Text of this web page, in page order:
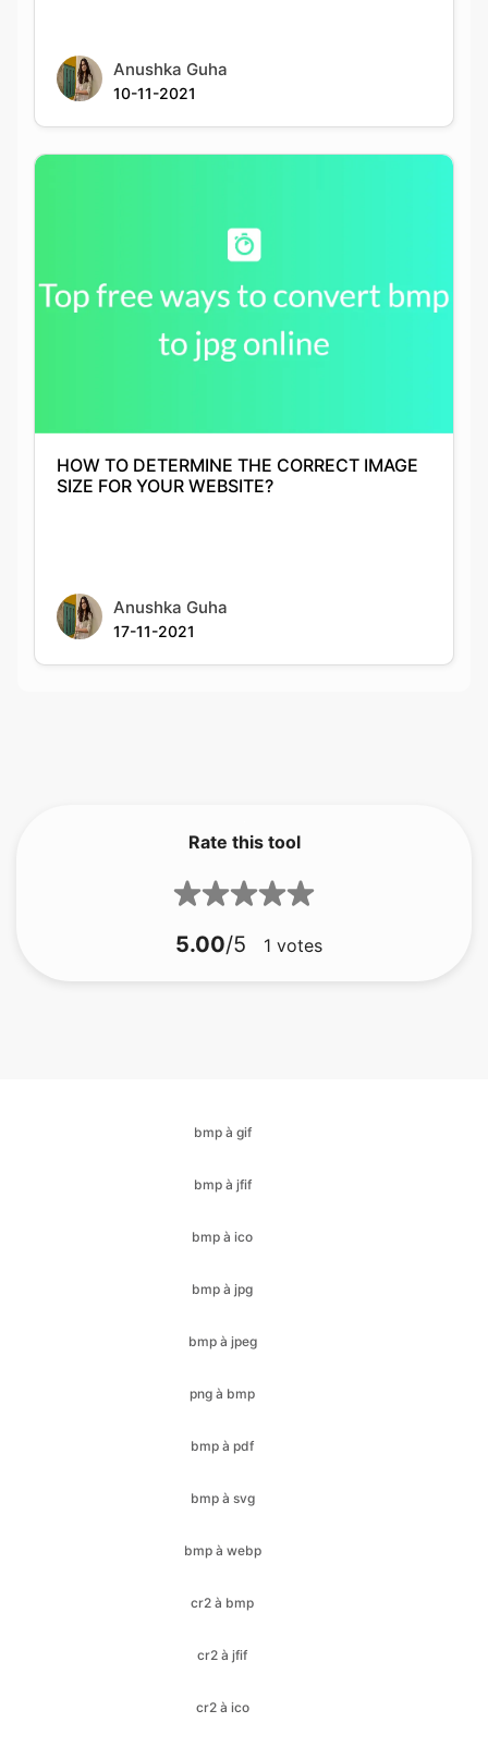
5.00/5 1votes
bmp à ico
bmp à jpg
bmp à jpeg
png à bmp
bmp à pdf
bmp à svg
bmp à webp
cr2 à bmp
cr2 à jfif
cr2 à ico
cr2 à jpeg
CR2 à pdf